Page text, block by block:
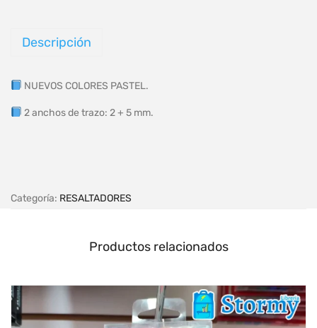
Descripción
NUEVOS COLORES PASTEL.
2 anchos de trazo: 2 + 5 mm.
Categoría: RESALTADORES
Productos relacionados